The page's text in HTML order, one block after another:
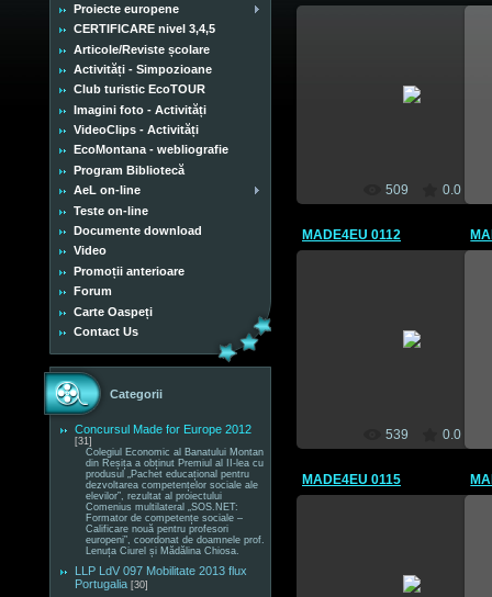
Proiecte europene
CERTIFICARE nivel 3,4,5
Articole/Reviste școlare
Activități - Simpozioane
Club turistic EcoTOUR
Imagini foto - Activități
VideoClips - Activități
EcoMontana - webliografie
Program Bibliotecă
AeL on-line
Teste on-line
Documente download
Video
Promoții anterioare
Forum
Carte Oaspeți
Contact Us
Categorii
Concursul Made for Europe 2012
[31]
Colegiul Economic al Banatului Montan
din Reșița a obținut Premiul al II-lea cu
produsul „Pachet educațional pentru
dezvoltarea competențelor sociale ale
elevilor”, rezultat al proiectului
Comenius multilateral „SOS.NET:
Formator de competențe sociale –
Calificare nouă pentru profesori
europeni”, coordonat de doamnele prof.
Lenuța Ciurel și Mădălina Chiosa.
LLP LdV 097 Mobilitate 2013 flux
Portugalia [30]
509 0.0
MADE4EU 0112
539 0.0
MADE4EU 0115